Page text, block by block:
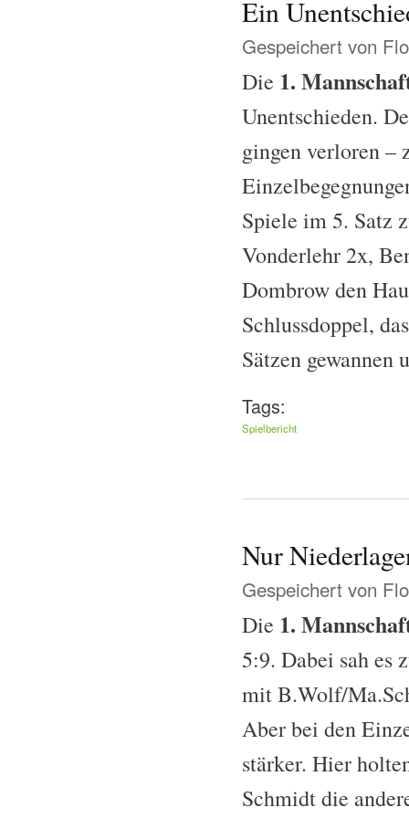
Ein
Gespeichert von Flo
Die 1.
Unentschieden.
gingen verloren –
Spiele im 5. Satz
Vonderlehr 2x,
Dombrow den
Schlussdoppel,
Sätzen gewannen
Tags:
Spielbericht
Nur
Gespeichert von Flo
Die 1.
5:9. Dabei sah es
mit B.Wolf/
Aber bei den
stärker. Hier
Schmidt die